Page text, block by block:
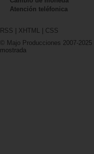
Atención teléfonica
RSS XHTML CSS
© Majo Producciones 2007-2025
mostrada